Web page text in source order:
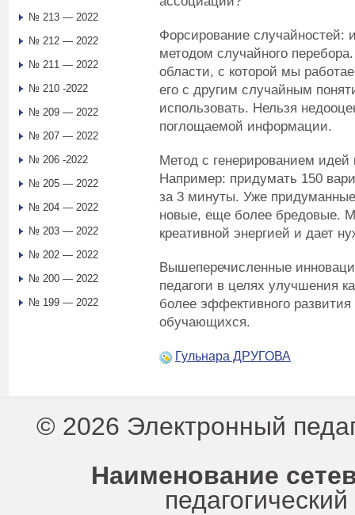
Форсирование случайностей:
методом случайного
области, с которой мы
его с другим случайным
использовать. Нельзя
поглощаемой информации.
Метод с генерированием идей
Например: придумать 150
за 3 минуты. Уже
новые, еще более бредовые.
креативной энергией и дает
Вышеперечисленные
педагоги в целях улучшения
более эффективного
обучающихся.
Гульнара ДРУГОВА
№ 213 — 2022
№ 212 — 2022
№ 211 — 2022
№ 210 -2022
№ 209 — 2022
№ 207 — 2022
№ 206 -2022
№ 205 — 2022
№ 204 — 2022
№ 203 — 2022
№ 202 — 2022
№ 200 — 2022
№ 199 — 2022
© 2026 Электронный
Наименование